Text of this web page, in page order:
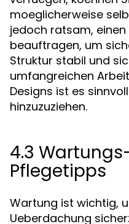
moeglicherweise
jedoch ratsam, einen
beauftragen, um
Struktur stabil und
umfangreichen
Designs ist es
hinzuzuziehen.
4.3
Pflegetipps
Wartung ist wichtig,
Ueberdachung